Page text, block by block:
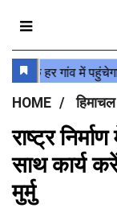
HOME
राष्ट्र
साथ कार्य
मुर्मु